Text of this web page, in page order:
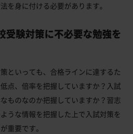
を身に付ける必要があります。
受験対策に不必要な勉強を
といっても、合格ラインに達するた
点、倍率を把握していますか？入試
ものなのか把握していますか？習志
うな情報を把握した上で入試対策を
重要です。